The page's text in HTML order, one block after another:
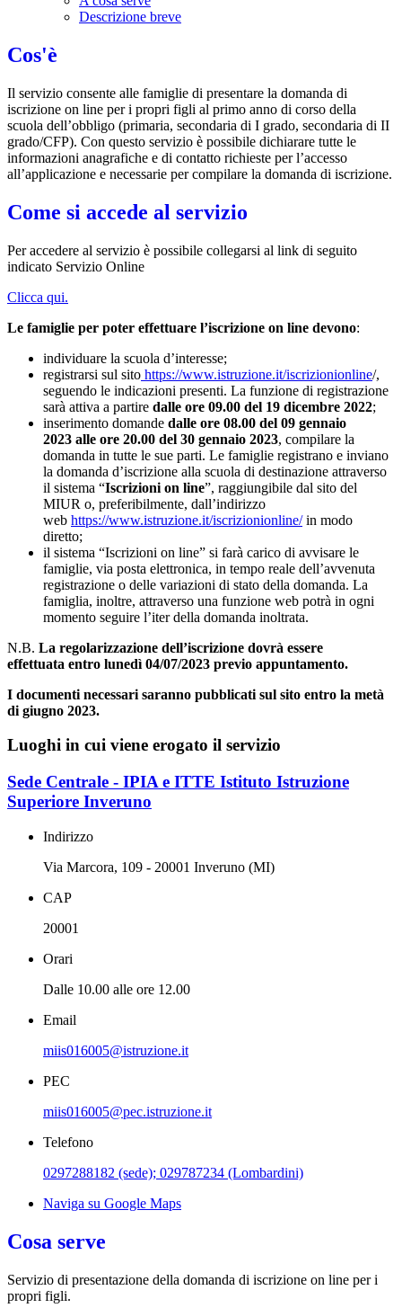
Descrizione breve
Cos'è
Il servizio consente alle famiglie di presentare la domanda di
iscrizione on line per i propri figli al primo anno di corso della
scuola dell’obbligo (primaria, secondaria di I grado, secondaria di II
grado/CFP). Con questo servizio è possibile dichiarare tutte le
informazioni anagrafiche e di contatto richieste per l’accesso
all’applicazione e necessarie per compilare la domanda di iscrizione.
Come si accede al servizio
Per accedere al servizio è possibile collegarsi al link di seguito
indicato Servizio Online
Clicca qui.
Le famiglie per poter effettuare l’iscrizione on line devono:
individuare la scuola d’interesse;
registrarsi sul sito https://www.istruzione.it/iscrizionionline/,
seguendo le indicazioni presenti. La funzione di registrazione
sarà attiva a partire dalle ore 09.00 del 19 dicembre 2022;
inserimento domande dalle ore 08.00 del 09 gennaio
2023 alle ore 20.00 del 30 gennaio 2023, compilare la
domanda in tutte le sue parti. Le famiglie registrano e inviano
la domanda d’iscrizione alla scuola di destinazione attraverso
il sistema “Iscrizioni on line”, raggiungibile dal sito del
MIUR o, preferibilmente, dall’indirizzo
web https://www.istruzione.it/iscrizionionline/ in modo
diretto;
il sistema “Iscrizioni on line” si farà carico di avvisare le
famiglie, via posta elettronica, in tempo reale dell’avvenuta
registrazione o delle variazioni di stato della domanda. La
famiglia, inoltre, attraverso una funzione web potrà in ogni
momento seguire l’iter della domanda inoltrata.
N.B. La regolarizzazione dell’iscrizione dovrà essere
effettuata entro lunedì 04/07/2023 previo appuntamento.
I documenti necessari saranno pubblicati sul sito entro la metà
di giugno 2023.
Luoghi in cui viene erogato il servizio
Sede Centrale - IPIA e ITTE Istituto Istruzione
Superiore Inveruno
Indirizzo
Via Marcora, 109 - 20001 Inveruno (MI)
CAP
20001
Orari
Dalle 10.00 alle ore 12.00
Email
miis016005@istruzione.it
PEC
miis016005@pec.istruzione.it
Telefono
0297288182 (sede); 029787234 (Lombardini)
Naviga su Google Maps
Cosa serve
Servizio di presentazione della domanda di iscrizione on line per i
propri figli.